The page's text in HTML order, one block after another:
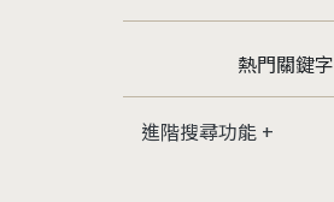
熱門關鍵字
進階搜尋功能